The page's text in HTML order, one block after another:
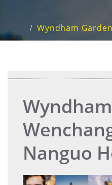
Wyndham
Nanguo